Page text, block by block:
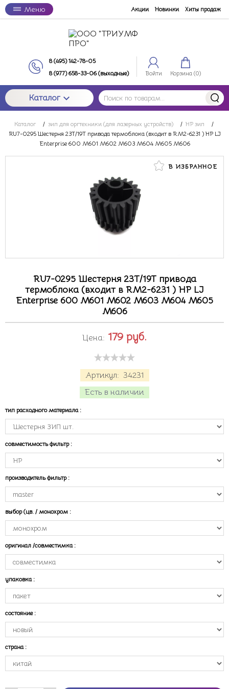
Меню Акции Новинки Хиты продаж
8 (495) 142-78-05
8 (977) 658-33-06 (выходные)
Войти Корзина (0)
Каталог
Каталог / зип для оргтехники (для лазерных устройств) / HP зип
/
RU7-0295 Шестерня 23T/19T привода термоблока (входит в RM2-6231 ) HP LJ
Enterprise 600 M601 M602 M603 M604 M605 M606
В ИЗБРАННОЕ
RU7-0295 Шестерня 23T/19T привода
термоблока (входит в RM2-6231 ) HP LJ
Enterprise 600 M601 M602 M603 M604 M605
M606
Артикул: 34231
Есть в наличии
Цена: 179 руб.
тип расходного материала :
совместимость фильтр :
производитель фильтр :
выбор (цв. / монохром :
оригинал /совместимка :
упаковка :
состояние :
страна :